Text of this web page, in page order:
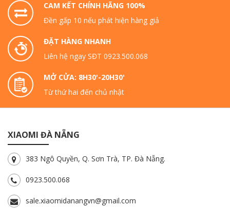
CAM KẾT CHÍNH HÃNG 100%
Đền gấp 10 nếu phát hiện hàng giả
ĐẶT HÀNG NHANH
Liên hệ ngay SĐT 0923.500.068
MỞ CỬA: 8H30'-20H30'
Từ thứ hai đến chủ nhật
XIAOMI ĐÀ NẴNG
383 Ngô Quyền, Q. Sơn Trà, TP. Đà Nẵng.
0923.500.068
sale.xiaomidanangvn@gmail.com